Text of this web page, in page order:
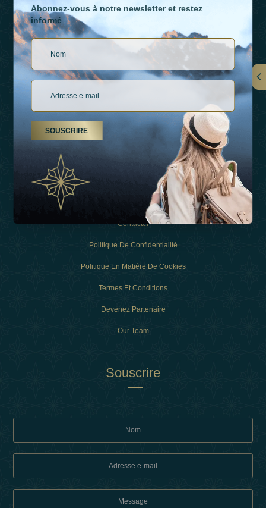
LIENS
À Propos De Nous
Types De Vacances
Contacter
Politique De Confidentialité
Politique En Matière De Cookies
Termes Et Conditions
Devenez Partenaire
Our Team
Souscrire
Abonnez-vous à notre newsletter et restez
informé
SOUSCRIRE